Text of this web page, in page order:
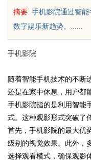
uz
摘要: 手机影院通过智
数字娱乐新趋势。......
手机影院
随着智能手机技术的不断
还是在家中休息，用户都
手机影院指的是利用智能
式。这种观影形式突破了
首先，手机影院的最大优
级别的视觉效果。此外，
选择观看模式，确保观影
配眼镜